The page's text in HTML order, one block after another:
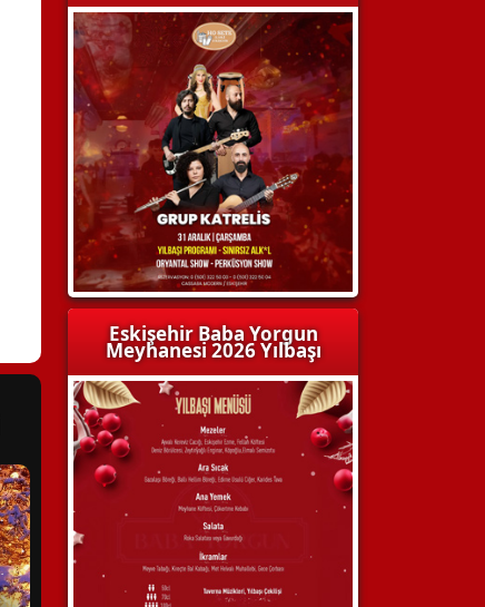
Eskişehir Baba Yorgun
Meyhanesi 2026 Yılbaşı